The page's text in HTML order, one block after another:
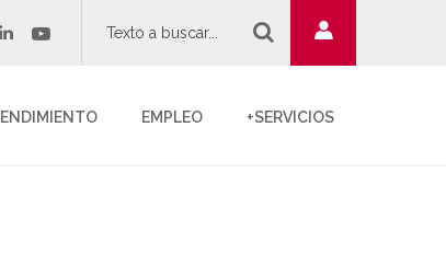
linkedinyoutube
EMPLEO +SERVICIOS